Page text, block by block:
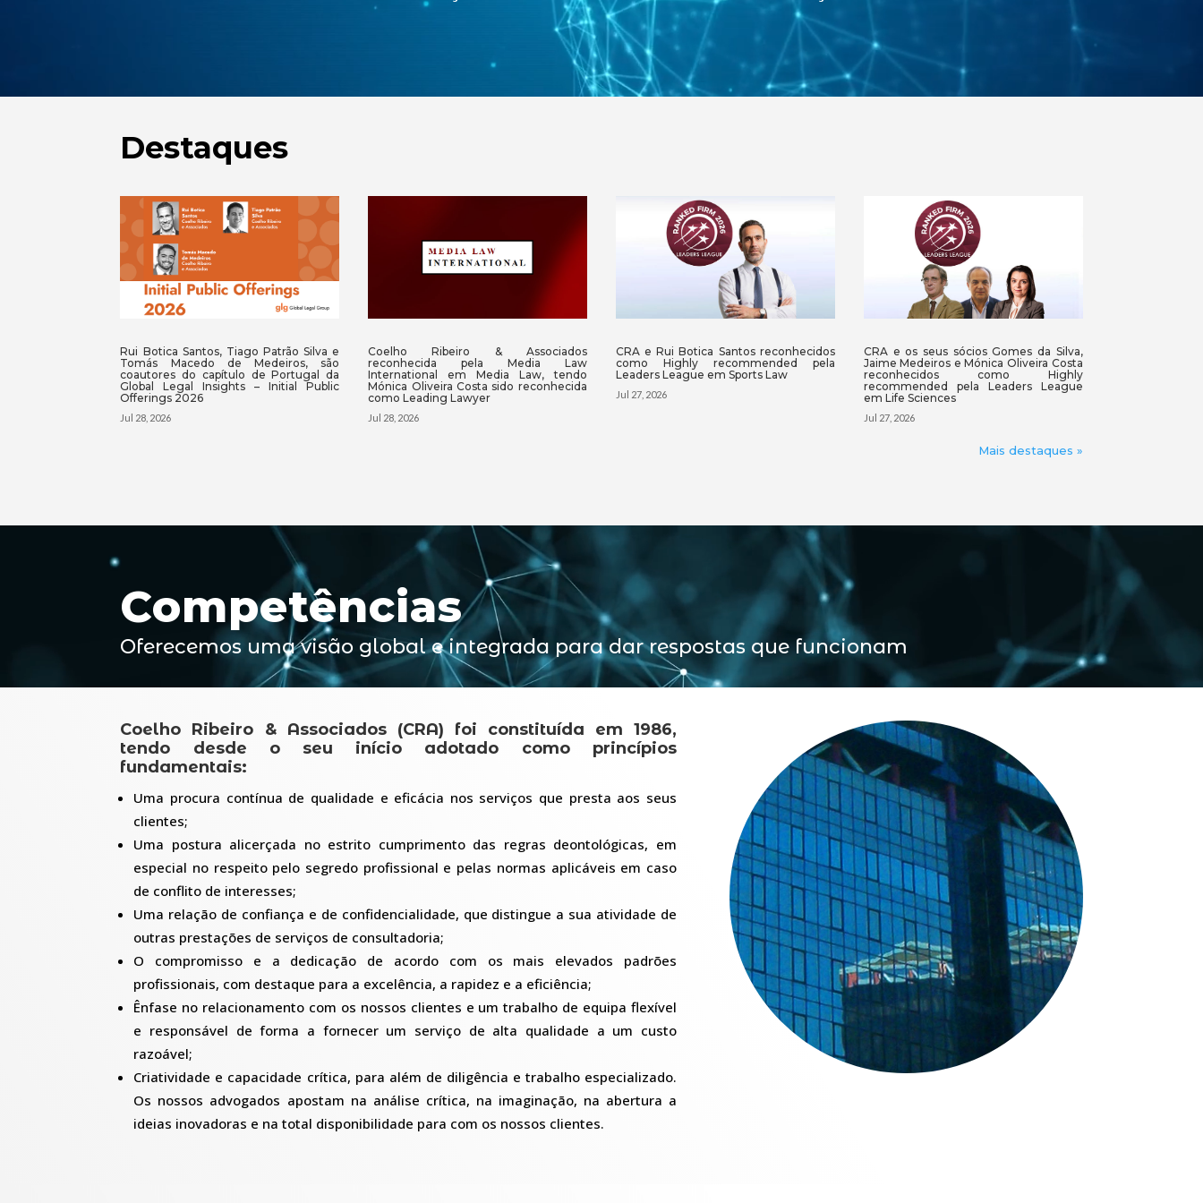
Destaques
Rui Botica Santos, Tiago Patrão Silva e
Tomás Macedo de Medeiros, são
coautores do capítulo de Portugal da
Global Legal Insights – Initial Public
Offerings 2026
Jul 28, 2026
Coelho Ribeiro & Associados
reconhecida pela Media Law
International em Media Law, tendo
Mónica Oliveira Costa sido reconhecida
como Leading Lawyer
Jul 28, 2026
CRA e Rui Botica Santos reconhecidos
como Highly recommended pela
Leaders League em Sports Law
Jul 27, 2026
CRA e os seus sócios Gomes da Silva,
Jaime Medeiros e Mónica Oliveira Costa
reconhecidos como Highly
recommended pela Leaders League
em Life Sciences
Jul 27, 2026
Mais destaques »
Competências
Oferecemos uma visão global e integrada para dar respostas que funcionam
Coelho Ribeiro & Associados (CRA) foi constituída em 1986,
tendo desde o seu início adotado como princípios
fundamentais:
Uma procura contínua de qualidade e eficácia nos serviços que presta aos seus
clientes;
Uma postura alicerçada no estrito cumprimento das regras deontológicas, em
especial no respeito pelo segredo profissional e pelas normas aplicáveis em caso
de conflito de interesses;
Uma relação de confiança e de confidencialidade, que distingue a sua atividade de
outras prestações de serviços de consultadoria;
O compromisso e a dedicação de acordo com os mais elevados padrões
profissionais, com destaque para a excelência, a rapidez e a eficiência;
Ênfase no relacionamento com os nossos clientes e um trabalho de equipa flexível
e responsável de forma a fornecer um serviço de alta qualidade a um custo
razoável;
Criatividade e capacidade crítica, para além de diligência e trabalho especializado.
Os nossos advogados apostam na análise crítica, na imaginação, na abertura a
ideias inovadoras e na total disponibilidade para com os nossos clientes.